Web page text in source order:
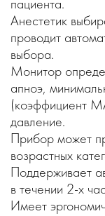
Анестетик
проводит
выбора.
Монитор
апноэ,
(коэффициент
давление.
Прибор может
возрастных
Поддерживает
в течении 2-х
Имеет